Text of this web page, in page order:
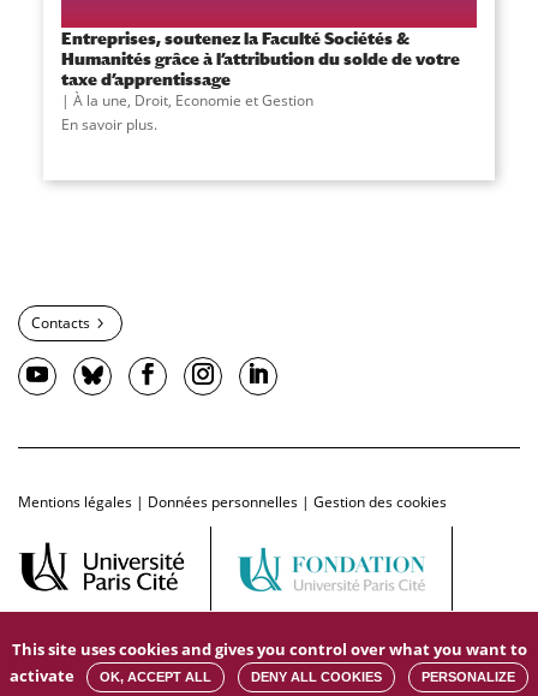
Entreprises, soutenez la Faculté Sociétés &
Humanités grâce à l’attribution du solde de votre
taxe d’apprentissage
À la une, Droit, Economie et Gestion
En savoir plus.
Contacts
Mentions légales | Données personnelles | Gestion des cookies
This site uses cookies and gives you control over what you want to
activate
OK, ACCEPT ALL DENY ALL COOKIES PERSONALIZE